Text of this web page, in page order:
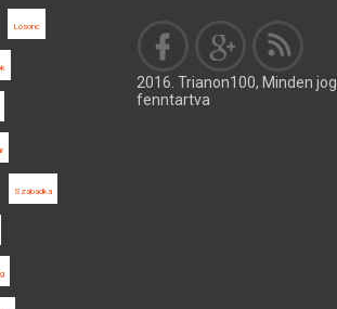
Losonc
Szabadka
2016. Trianon100, Minden jog
fenntartva